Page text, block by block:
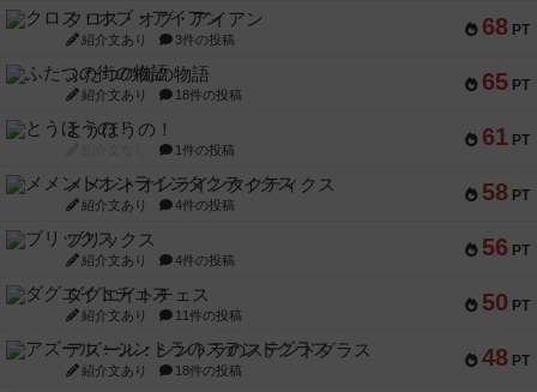
68 PT
クロス・オブ・アイアン
紹介文あり 3件の投稿
65 PT
ふたつの街の物語
紹介文あり 18件の投稿
61 PT
とうほうの！
1件の投稿
58 PT
メメントオンラインタクティクス
紹介文あり 4件の投稿
56 PT
ブリックス
紹介文あり 4件の投稿
50 PT
ダグエイトチェス
紹介文あり 11件の投稿
48 PT
アズール：シントラのステンドグラス
紹介文あり 18件の投稿